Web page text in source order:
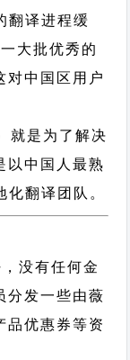
翻译进程缓
大批优秀的
对中国区用户
就是为了解决
以中国人最熟
翻译团队。
没有任何金
分发一些由薇
品优惠券等资